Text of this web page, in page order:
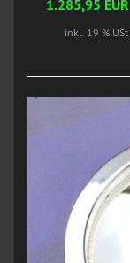
1.285,95 EUR
inkl. 19 % USt